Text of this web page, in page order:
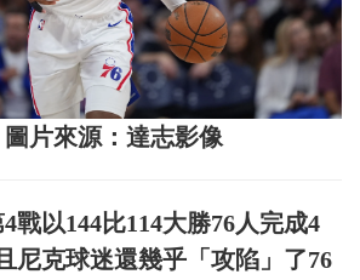
圖片來源：達志影像
戰以144比114大勝76人完成4
尼克球迷還幾乎「攻陷」了76